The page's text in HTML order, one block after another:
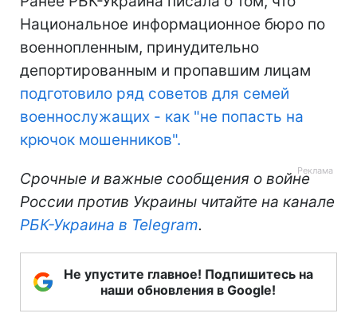
Национальное информационное бюро по
военнопленным, принудительно
депортированным и пропавшим лицам
подготовило ряд советов для семей
военнослужащих - как "не попасть на
крючок мошенников".
Срочные и важные сообщения о войне
России против Украины читайте на канале
РБК-Украина в Telegram.
Не упустите главное! Подпишитесь на
наши обновления в Google!